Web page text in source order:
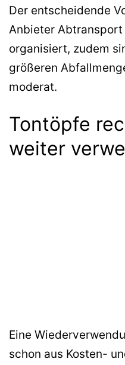
Der entscheidende
Anbieter
organisiert, zudem
größeren
moderat.
Tontöpfe
weiter
Eine
schon aus Kosten-